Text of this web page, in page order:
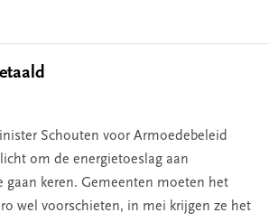
Schouten voor Armoedebeleid
om de energietoeslag aan
gaan keren. Gemeenten moeten het
wel voorschieten, in mei krijgen ze het